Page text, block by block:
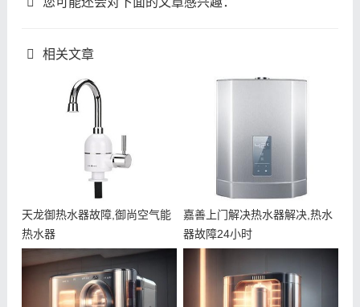
相关文章
天龙御热水器故障,御尚空气能
热水器
嘉善上门解决热水器解决,热水
器故障24小时